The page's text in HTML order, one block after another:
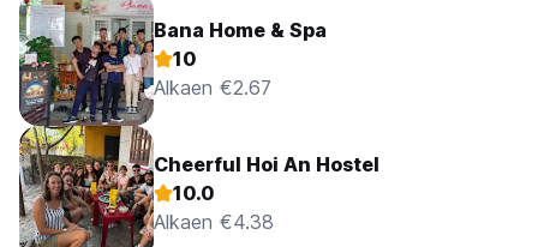
Bana Home & Spa
10
Alkaen €2.67
Cheerful Hoi An Hostel
10.0
Alkaen €4.38